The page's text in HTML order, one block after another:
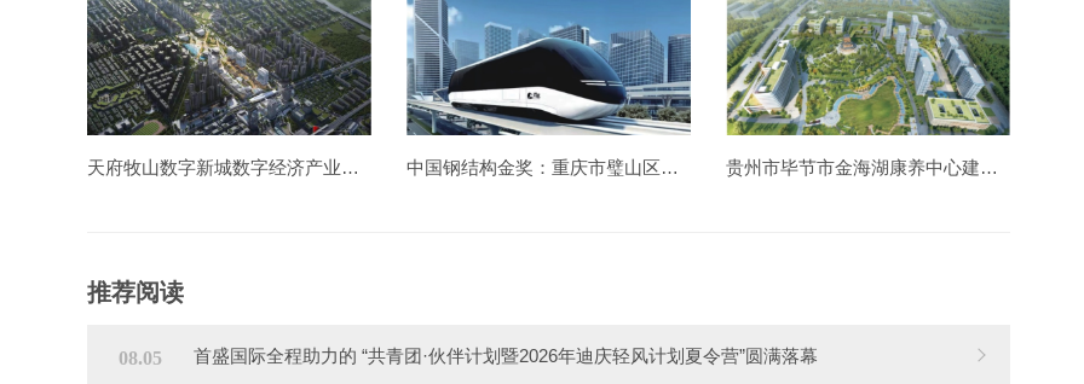
天府牧山数字新城数字经济产业园一期造价项目 中国钢结构金奖：重庆市璧山区胶轮有轨电车工程 贵州市毕节市金海湖康养中心建设造价项目
推荐阅读
08.05 首盛国际全程助力的 “共青团·伙伴计划暨2026年迪庆轻风计划夏令营”圆满落幕